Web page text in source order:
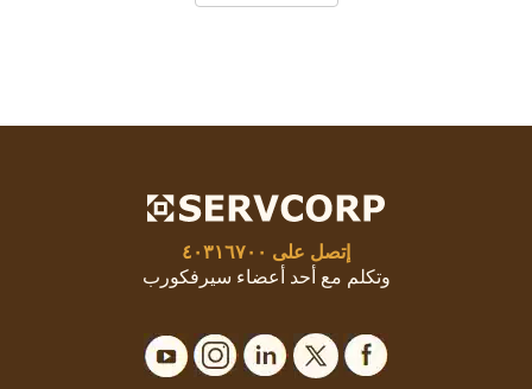
إتصل على ٤٠٣١٦٧٠٠
وتكلم مع أحد أعضاء سيرفكورب